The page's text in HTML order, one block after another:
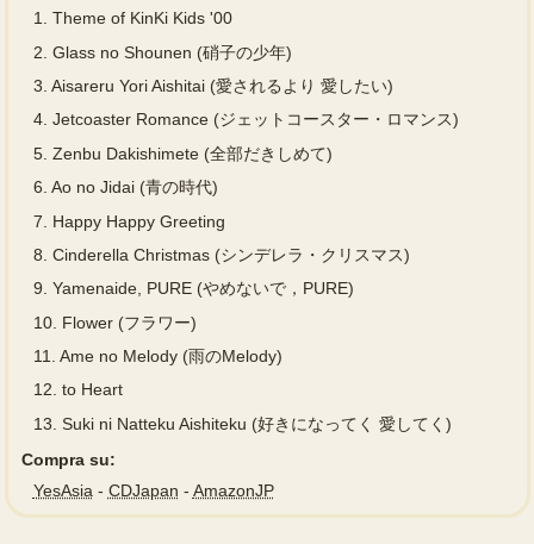
1.
Theme of KinKi Kids '00
2. Glass no Shounen (硝子の少年)
3. Aisareru Yori Aishitai (愛されるより 愛したい)
4. Jetcoaster Romance (ジェットコースター・ロマンス)
5. Zenbu Dakishimete (全部だきしめて)
6. Ao no Jidai (青の時代)
7.
Happy Happy Greeting
8. Cinderella Christmas (シンデレラ・クリスマス)
9. Yamenaide, PURE (やめないで，PURE)
10. Flower (フラワー)
11.
Ame no Melody (雨のMelody)
12. to Heart
13. Suki ni Natteku Aishiteku (好きになってく 愛してく)
Compra su:
YesAsia - CDJapan - AmazonJP